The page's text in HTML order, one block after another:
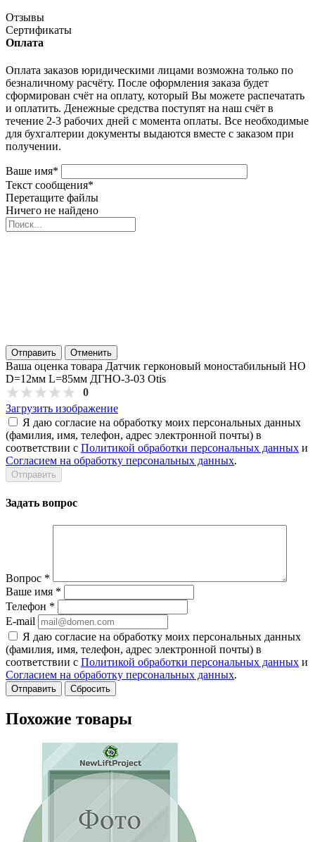
Отзывы
Сертификаты
Оплата
Оплата заказов юридическими лицами возможна только по
безналичному расчёту. После оформления заказа будет
сформирован счёт на оплату, который Вы можете распечатать
и оплатить. Денежные средства поступят на наш счёт в
течение 2-3 рабочих дней с момента оплаты. Все необходимые
для бухгалтерии документы выдаются вместе с заказом при
получении.
Ваше имя*
Текст сообщения*
Перетащите файлы
Ничего не найдено
Отправить Отменить
Ваша оценка товара Датчик герконовый моностабильный НО
D=12мм L=85мм ДГНО-3-03 Otis
0
Загрузить изображение
Я даю согласие на обработку моих персональных данных
(фамилия, имя, телефон, адрес электронной почты) в
соответствии с Политикой обработки персональных данных и
Согласием на обработку персональных данных.
Задать вопрос
Вопрос *
Ваше имя *
Телефон *
E-mail
Я даю согласие на обработку моих персональных данных
(фамилия, имя, телефон, адрес электронной почты) в
соответствии с Политикой обработки персональных данных и
Согласием на обработку персональных данных.
Сбросить
Похожие товары